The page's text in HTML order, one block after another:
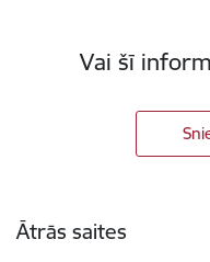
Vai šī
Ātrās saites